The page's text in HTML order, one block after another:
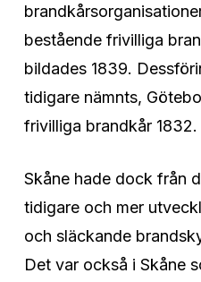
bestående frivilliga
bildades 1839.
tidigare nämnts,
frivilliga brandkår 1832.
Skåne hade dock från
tidigare och mer
och släckande
Det var också i Skåne